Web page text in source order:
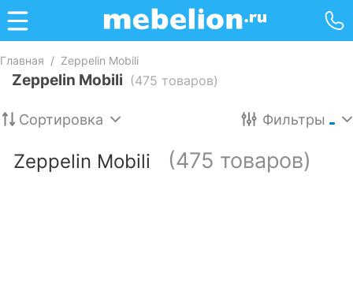
Главная / Zeppelin Mobili
Zeppelin Mobili (475 товаров)
Сортировка Фильтры
Zeppelin Mobili (475 товаров)